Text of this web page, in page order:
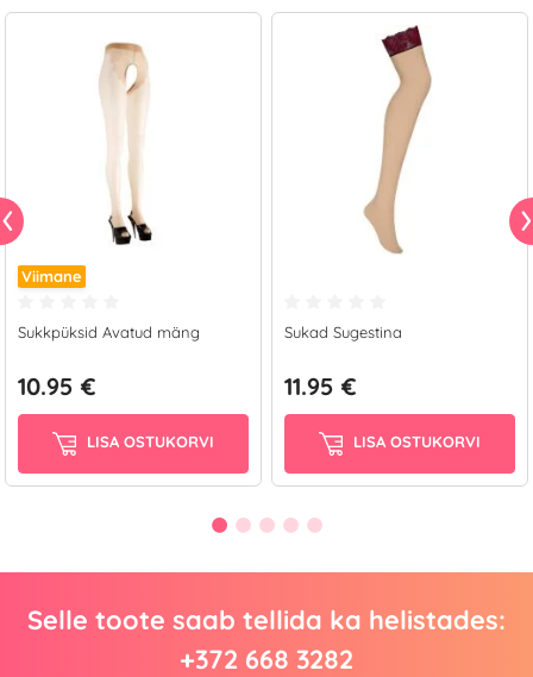
Viimane
Sukkpüksid Avatud mäng
10.95 €
LISA OSTUKORVI
Sukad Sugestina
11.95 €
LISA OSTUKORVI
Selle toote saab tellida ka helistades:
+372 668 3282